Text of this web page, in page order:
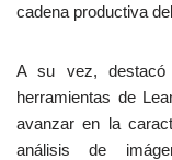
cadena productiva
A su vez, destacó
herramientas de
avanzar en la
análisis de